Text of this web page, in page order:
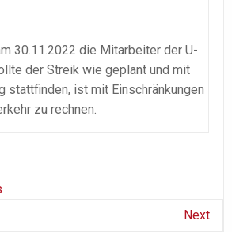
30.11.2022 die Mitarbeiter der U-
der Streik wie geplant und mit
stattfinden, ist mit Einschränkungen
zu rechnen.
Next